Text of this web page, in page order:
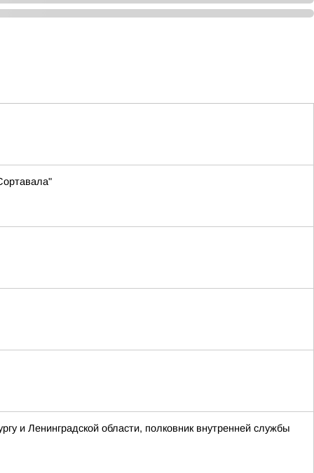
и Ленинградской области, полковник внутренней службы